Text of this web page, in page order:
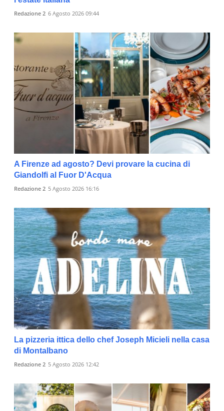
Redazione 2 6 Agosto 2026 09:44
A Firenze ad agosto? Devi provare la cucina di
Giandolfi al Fuor D'Acqua
Redazione 2 5 Agosto 2026 16:16
La pizzeria ittica dello chef Joseph Micieli nella casa
di Montalbano
Redazione 2 5 Agosto 2026 12:42